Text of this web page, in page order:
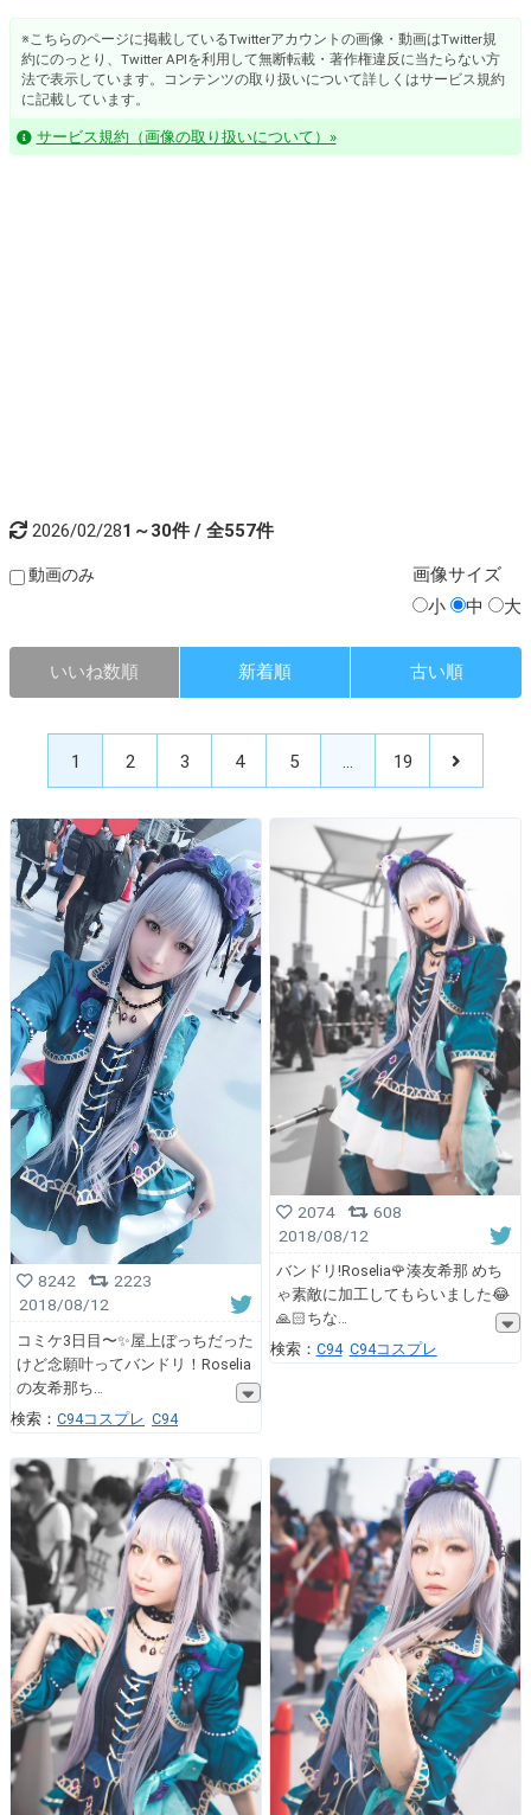
※こちらのページに掲載しているTwitterアカウントの画像・動画はTwitter規
約にのっとり、Twitter APIを利用して無断転載・著作権違反に当たらない方
法で表示しています。コンテンツの取り扱いについて詳しくはサービス規約
に記載しています。
サービス規約（画像の取り扱いについて）»
2026/02/281～30件 / 全557件
動画のみ 画像サイズ
小
中 大
いいね数順 新着順 古い順
1 2 3 4 5 … 19
8242
2223
2018/08/12
コミケ3日目〜✨屋上ぼっちだった
けど念願叶ってバンドリ！Roselia
の友希那ち
検索： C94コスプレ C94
2074
608
2018/08/12
バンドリ!Roselia🌹湊友希那 めち
ゃ素敵に加工してもらいました😂
🙏🏻ちな
検索： C94 C94コスプレ